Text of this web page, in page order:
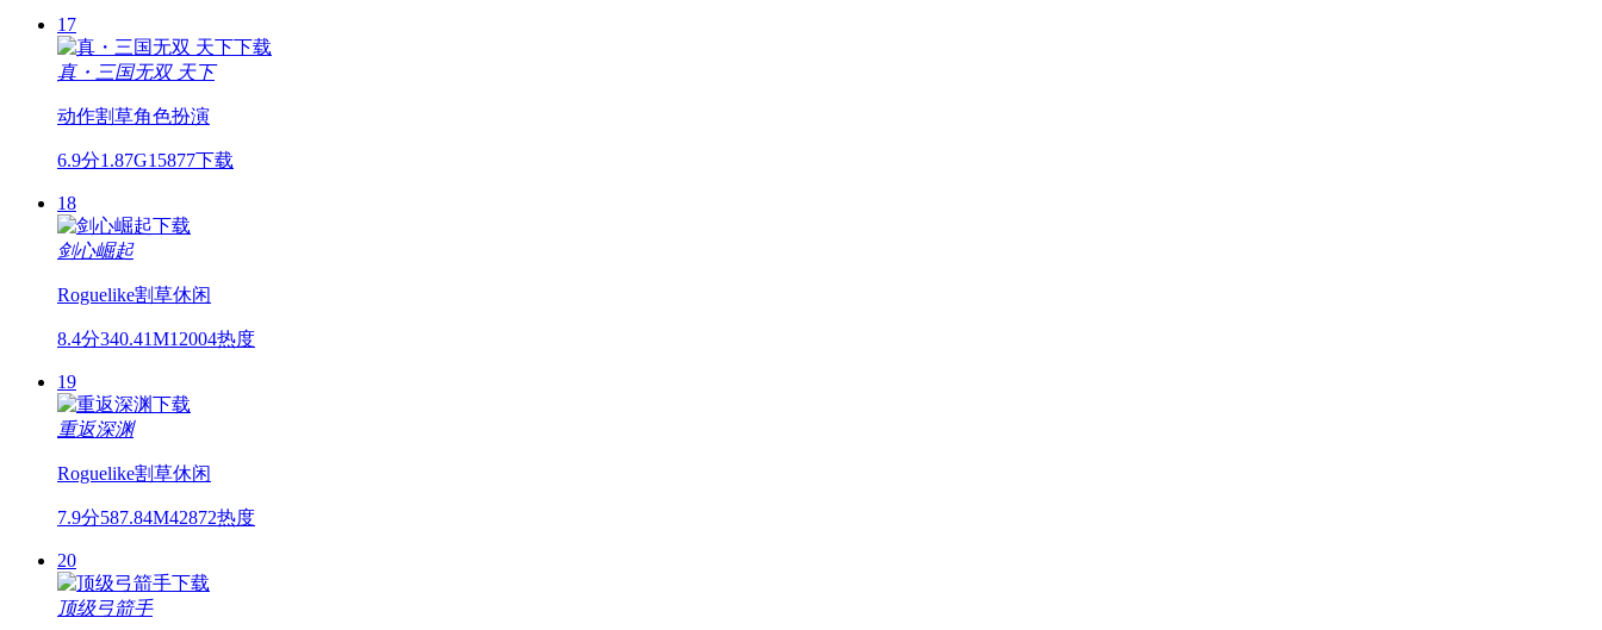
17
真・三国无双 天下
动作割草角色扮演
6.9分1.87G15877下载
18
剑心崛起
Roguelike割草休闲
8.4分340.41M12004热度
19
重返深渊
Roguelike割草休闲
7.9分587.84M42872热度
20
顶级弓箭手